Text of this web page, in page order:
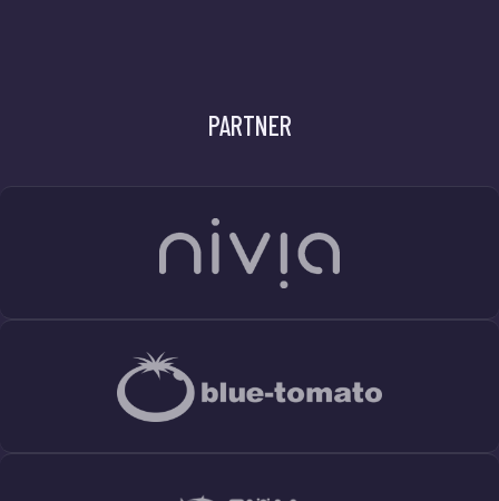
PARTNER